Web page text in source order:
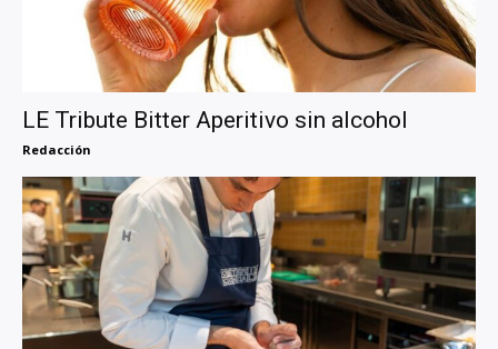
LE Tribute Bitter Aperitivo sin alcohol
Redacción